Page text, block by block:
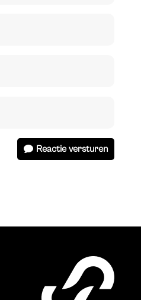
Reactie versturen